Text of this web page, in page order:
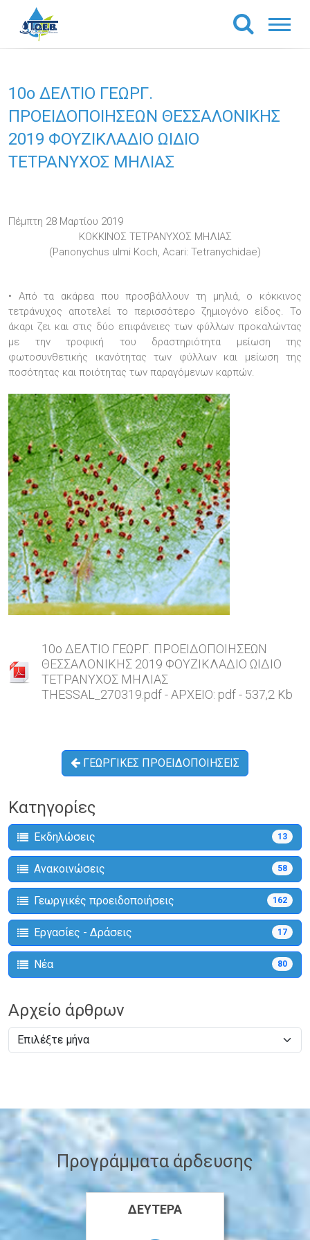
10o ΔΕΛΤΙΟ ΓΕΩΡΓ.
ΠΡΟΕΙΔΟΠΟΙΗΣΕΩΝ ΘΕΣΣΑΛΟΝΙΚΗΣ
2019 ΦΟΥΖΙΚΛΑΔΙΟ ΩΙΔΙΟ
ΤΕΤΡΑΝΥΧΟΣ ΜΗΛΙΑΣ
Πέμπτη 28 Μαρτίου 2019
ΚΟΚΚΙΝΟΣ ΤΕΤΡΑΝΥΧΟΣ ΜΗΛΙΑΣ
(Panonychus ulmi Koch, Acari: Tetranychidae)
• Από τα ακάρεα που προσβάλλουν τη μηλιά, ο κόκκινος
τετράνυχος αποτελεί το περισσότερο ζημιογόνο είδος. Το
άκαρι ζει και στις δύο επιφάνειες των φύλλων προκαλώντας
με την τροφική του δραστηριότητα μείωση της
φωτοσυνθετικής ικανότητας των φύλλων και μείωση της
ποσότητας και ποιότητας των παραγόμενων καρπών.
10o ΔΕΛΤΙΟ ΓΕΩΡΓ. ΠΡΟΕΙΔΟΠΟΙΗΣΕΩΝ
ΘΕΣΣΑΛΟΝΙΚΗΣ 2019 ΦΟΥΖΙΚΛΑΔΙΟ ΩΙΔΙΟ
ΤΕΤΡΑΝΥΧΟΣ ΜΗΛΙΑΣ
THESSAL_270319.pdf - ΑΡΧΕΙΟ: pdf - 537,2 Kb
ΓΕΩΡΓΙΚΕΣ ΠΡΟΕΙΔΟΠΟΙΗΣΕΙΣ
Κατηγορίες
Εκδηλώσεις 13
Ανακοινώσεις 58
Γεωργικές προειδοποιήσεις 162
Εργασίες - Δράσεις 17
Νέα 80
Αρχείο άρθρων
Προγράμματα άρδευσης
ΔΕΥΤΈΡΑ